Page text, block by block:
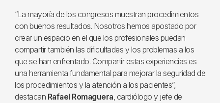
“La mayoría de los congresos muestran procedimientos
con buenos resultados. Nosotros hemos apostado por
crear un espacio en el que los profesionales puedan
compartir también las dificultades y los problemas a los
que se han enfrentado. Compartir estas experiencias es
una herramienta fundamental para mejorar la seguridad de
los procedimientos y la atención a los pacientes”,
destacan Rafael Romaguera, cardiólogo y jefe de